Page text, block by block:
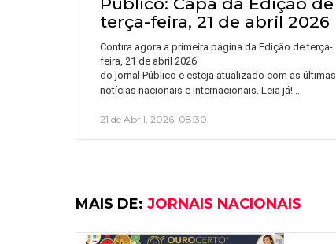
terça-feira, 21 de abril 2026
Confira agora a primeira página da Edição de terça-
feira, 21 de abril 2026
do jornal Público e esteja atualizado com as últimas
notícias nacionais e internacionais. Leia já!
21 de Abril, 2026, 08:30
MAIS DE: JORNAIS NACIONAIS